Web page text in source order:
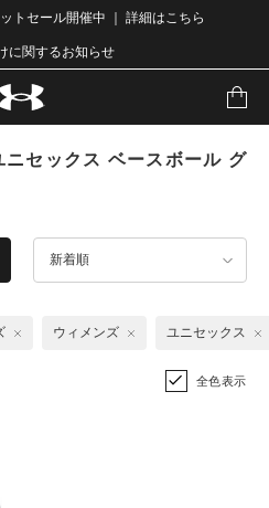
トセール開催中 ｜ 詳細はこちら
に関するお知らせ
セックス ベースボール グ
新着順
ウィメンズ ユニセックス
全色表示